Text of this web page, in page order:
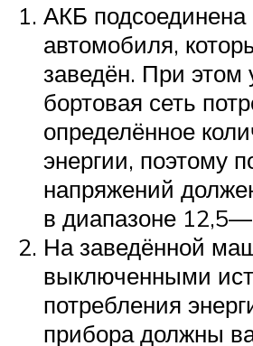
АКБ подсоединена
автомобиля,
заведён. При этом
бортовая сеть
определённое
энергии, поэтому
напряжений
в диапазоне
На заведённой
выключенными
потребления
прибора должны